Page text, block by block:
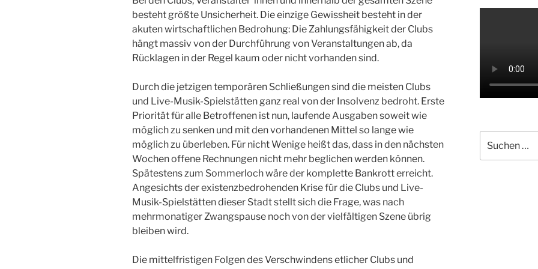
besteht größte Unsicherheit. Die einzige Gewissheit besteht in der
akuten wirtschaftlichen Bedrohung: Die Zahlungsfähigkeit der Clubs
hängt massiv von der Durchführung von Veranstaltungen ab, da
Rücklagen in der Regel kaum oder nicht vorhanden sind.
Durch die jetzigen temporären Schließungen sind die meisten Clubs
und Live-Musik-Spielstätten ganz real von der Insolvenz bedroht. Erste
Priorität für alle Betroffenen ist nun, laufende Ausgaben soweit wie
möglich zu senken und mit den vorhandenen Mittel so lange wie
möglich zu überleben. Für nicht Wenige heißt das, dass in den nächsten
Wochen offene Rechnungen nicht mehr beglichen werden können.
Spätestens zum Sommerloch wäre der komplette Bankrott erreicht.
Angesichts der existenzbedrohenden Krise für die Clubs und Live-
Musik-Spielstätten dieser Stadt stellt sich die Frage, was nach
mehrmonatiger Zwangspause noch von der vielfältigen Szene übrig
bleiben wird.
Die mittelfristigen Folgen des Verschwindens etlicher Clubs und
nach: